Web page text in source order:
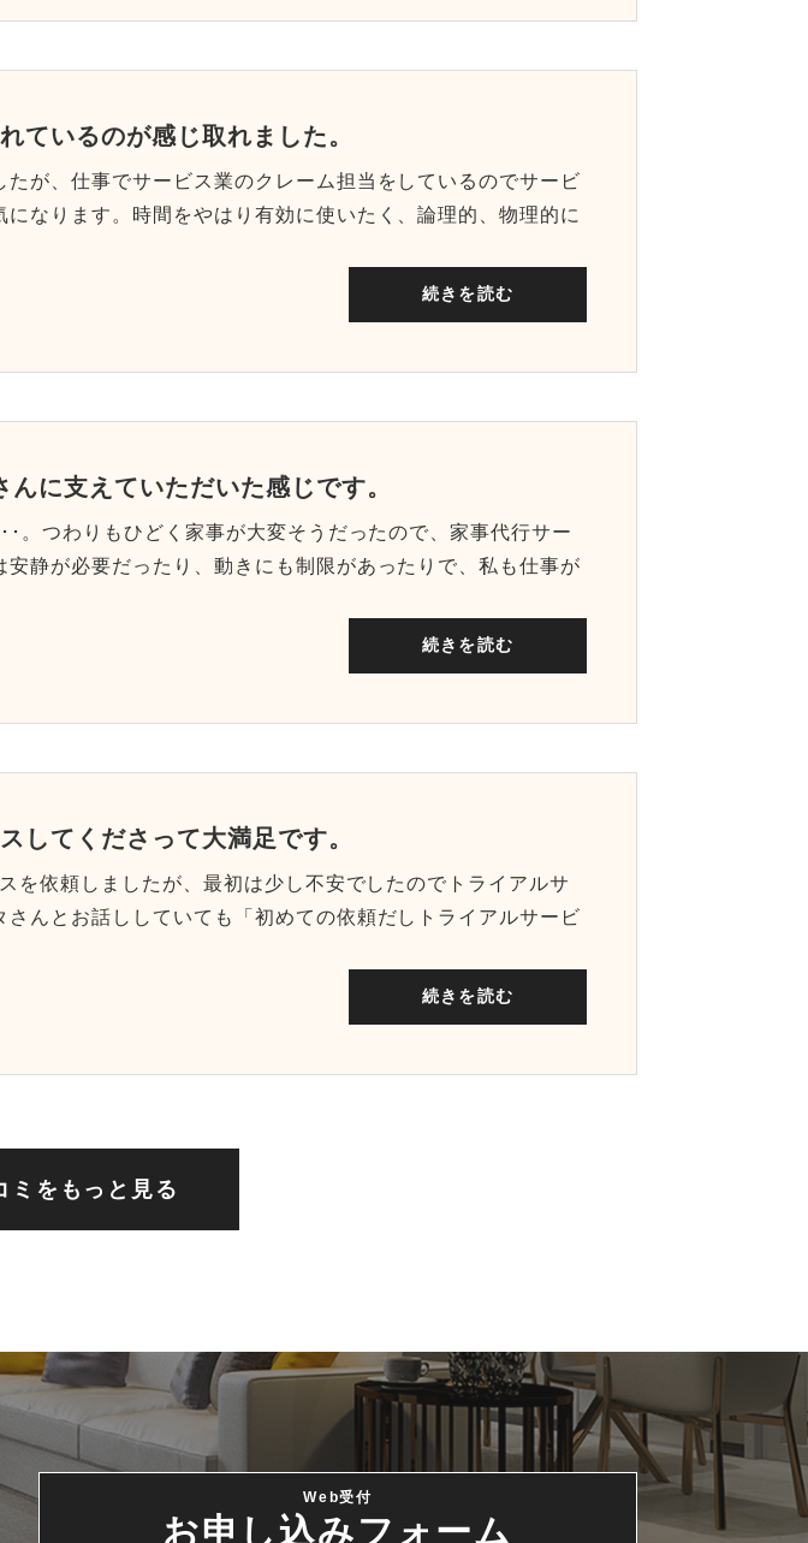
ているのが感じ取れました。
が、仕事でサービス業のクレーム担当をしているのでサービ
なります。時間をやはり有効に使いたく、論理的、物理的に
続きを読む
に支えていただいた感じです。
。つわりもひどく家事が大変そうだったので、家事代行サー
静が必要だったり、動きにも制限があったりで、私も仕事が
続きを読む
してくださって大満足です。
を依頼しましたが、最初は少し不安でしたのでトライアルサ
んとお話ししていても「初めての依頼だしトライアルサービ
続きを読む
ミをもっと見る
Web受付
お申し込みフォーム